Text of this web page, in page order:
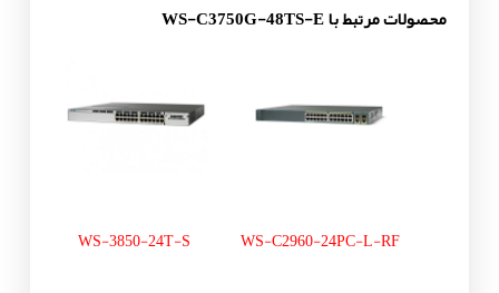
محصولات مرتبط با WS-C3750G-48TS-E
WS-C2960-24PC-L-RF
WS-3850-24T-S